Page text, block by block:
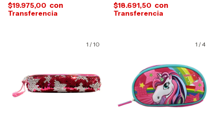
$19.975,00 con
$18.691,50 con
1 /10 1 /4